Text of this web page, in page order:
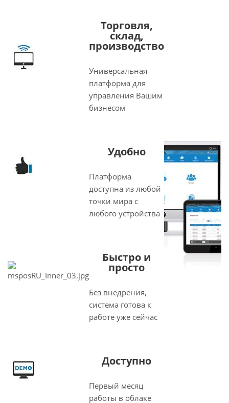
Торговля,
склад,
производство
Универсальная
платформа для
управления Вашим
бизнесом
Удобно
Платформа
доступна из любой
точки мира с
любого устройства
Быстро и
просто
Без внедрения,
система готова к
работе уже сейчас
Доступно
Первый месяц
работы в облаке